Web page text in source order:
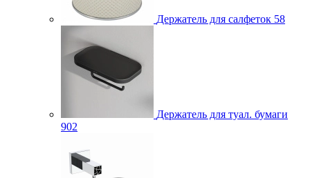
Держатель для салфеток 58
Держатель для туал. бумаги
902